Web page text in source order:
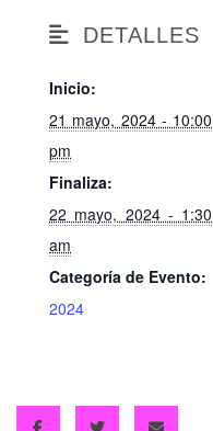
DETALLES
Inicio:
21 mayo, 2024 - 10:00
pm
Finaliza:
22 mayo, 2024 - 1:30
am
Categoría de Evento:
2024